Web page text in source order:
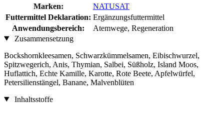
Marken:
NATUSAT
Futtermittel Deklaration: Ergänzungsfuttermittel
Anwendungsbereich:
Atemwege, Regeneration
Zusammensetzung
Bockshornkleesamen, Schwarzkümmelsamen, Eibischwurzel,
Spitzwegerich, Anis, Thymian, Salbei, Süßholz, Island Moos,
Huflattich, Echte Kamille, Karotte, Rote Beete, Apfelwürfel,
Petersilienstängel, Banane, Malvenblüten
Inhaltsstoffe